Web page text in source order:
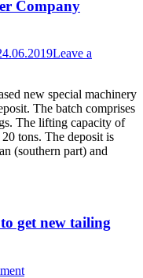
Company
Leave a
new special machinery
The batch comprises
The lifting capacity of
tons. The deposit is
(southern part) and
get new tailing